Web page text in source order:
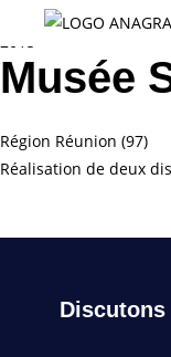
2015
Musée
Région Réunion (97)
Réalisation de deux